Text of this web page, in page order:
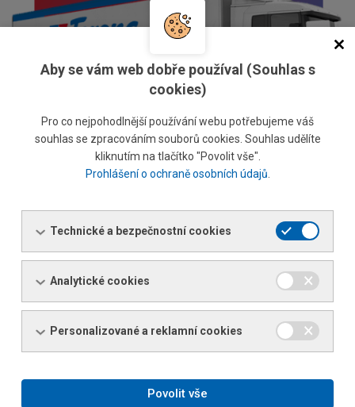
Služby od A do Z
Zboží, které si u nás objednáte Vám na míru upravíme,
rozdělíme a dovezeme tam kam potřebujete.
Aby se vám web dobře používal (Souhlas s
cookies)
Pro co nejpohodlnější používání webu potřebujeme váš
souhlas se zpracováním souborů cookies. Souhlas udělíte
kliknutím na tlačítko "Povolit vše".
Prohlášení o ochraně osobních údajů
Technické a bezpečnostní cookies
Analytické cookies
Personalizované a reklamní cookies
Povolit vše